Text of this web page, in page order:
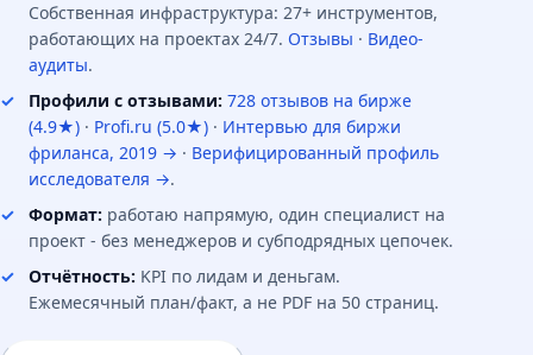
снижает доверие алгоритмов и риск фильтров за
«недостоверный образовательный контент».
Нет разделения по форматам
Очное обучение, онлайн-курсы, выездные тренинги -
всё на одной странице. Запросы разные («очно в
Москве», «онлайн с нуля», «выездом в офис»). Без
раздельных посадочных проект упускает 50-70 %
Собственная инфраструктура: 27+ инструментов,
работающих на проектах 24/7. Отзывы · Видео-
аудиты.
Профили с отзывами: 728 отзывов на бирже
(4.9★) · Profi.ru (5.0★) · Интервью для биржи
фриланса, 2019 → · Верифицированный профиль
исследователя →.
Формат: работаю напрямую, один специалист на
проект - без менеджеров и субподрядных цепочек.
Отчётность: KPI по лидам и деньгам.
Ежемесячный план/факт, а не PDF на 50 страниц.